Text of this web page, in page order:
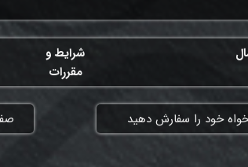
شرایط و
مقررات
خود را سفارش دهید